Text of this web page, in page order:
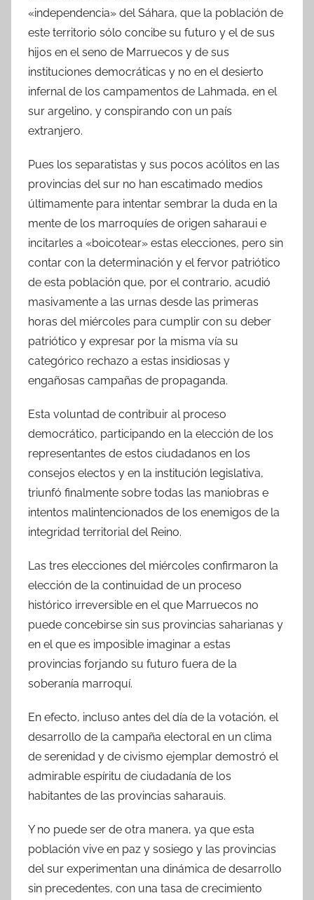
«independencia» del Sáhara, que la población de
este territorio sólo concibe su futuro y el de sus
hijos en el seno de Marruecos y de sus
instituciones democráticas y no en el desierto
infernal de los campamentos de Lahmada, en el
sur argelino, y conspirando con un país
extranjero.
Pues los separatistas y sus pocos acólitos en las
provincias del sur no han escatimado medios
últimamente para intentar sembrar la duda en la
mente de los marroquíes de origen saharaui e
incitarles a «boicotear» estas elecciones, pero sin
contar con la determinación y el fervor patriótico
de esta población que, por el contrario, acudió
masivamente a las urnas desde las primeras
horas del miércoles para cumplir con su deber
patriótico y expresar por la misma vía su
categórico rechazo a estas insidiosas y
engañosas campañas de propaganda.
Esta voluntad de contribuir al proceso
democrático, participando en la elección de los
representantes de estos ciudadanos en los
consejos electos y en la institución legislativa,
triunfó finalmente sobre todas las maniobras e
intentos malintencionados de los enemigos de la
integridad territorial del Reino.
Las tres elecciones del miércoles confirmaron la
elección de la continuidad de un proceso
histórico irreversible en el que Marruecos no
puede concebirse sin sus provincias saharianas y
en el que es imposible imaginar a estas
provincias forjando su futuro fuera de la
soberanía marroquí.
En efecto, incluso antes del día de la votación, el
desarrollo de la campaña electoral en un clima
de serenidad y de civismo ejemplar demostró el
admirable espíritu de ciudadanía de los
habitantes de las provincias saharauis.
Y no puede ser de otra manera, ya que esta
población vive en paz y sosiego y las provincias
del sur experimentan una dinámica de desarrollo
sin precedentes, con una tasa de crecimiento